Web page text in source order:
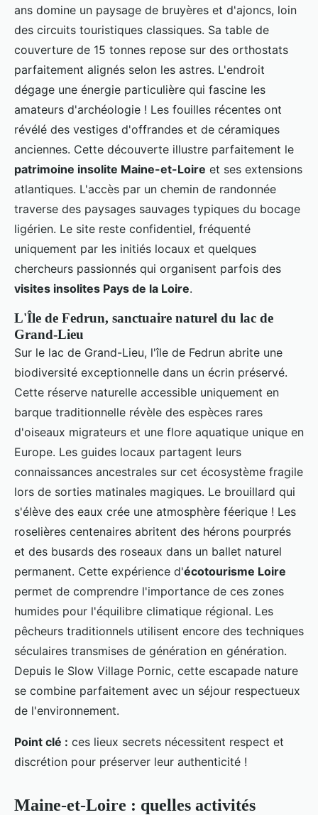
ans domine un paysage de bruyères et d'ajoncs, loin
des circuits touristiques classiques. Sa table de
couverture de 15 tonnes repose sur des orthostats
parfaitement alignés selon les astres. L'endroit
dégage une énergie particulière qui fascine les
amateurs d'archéologie ! Les fouilles récentes ont
révélé des vestiges d'offrandes et de céramiques
anciennes. Cette découverte illustre parfaitement le
patrimoine insolite Maine-et-Loire et ses extensions
atlantiques. L'accès par un chemin de randonnée
traverse des paysages sauvages typiques du bocage
ligérien. Le site reste confidentiel, fréquenté
uniquement par les initiés locaux et quelques
chercheurs passionnés qui organisent parfois des
visites insolites Pays de la Loire.
L'Île de Fedrun, sanctuaire naturel du lac de
Grand-Lieu
Sur le lac de Grand-Lieu, l'île de Fedrun abrite une
biodiversité exceptionnelle dans un écrin préservé.
Cette réserve naturelle accessible uniquement en
barque traditionnelle révèle des espèces rares
d'oiseaux migrateurs et une flore aquatique unique en
Europe. Les guides locaux partagent leurs
connaissances ancestrales sur cet écosystème fragile
lors de sorties matinales magiques. Le brouillard qui
s'élève des eaux crée une atmosphère féerique ! Les
roselières centenaires abritent des hérons pourprés
et des busards des roseaux dans un ballet naturel
permanent. Cette expérience d'écotourisme Loire
permet de comprendre l'importance de ces zones
humides pour l'équilibre climatique régional. Les
pêcheurs traditionnels utilisent encore des techniques
séculaires transmises de génération en génération.
Depuis le Slow Village Pornic, cette escapade nature
se combine parfaitement avec un séjour respectueux
de l'environnement.
Point clé : ces lieux secrets nécessitent respect et
discrétion pour préserver leur authenticité !
Maine-et-Loire : quelles activités